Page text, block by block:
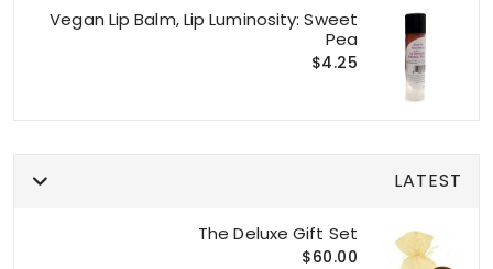
Vegan Lip Balm, Lip Luminosity: Sweet
Pea
$4.25
LATEST
The Deluxe Gift Set
$60.00